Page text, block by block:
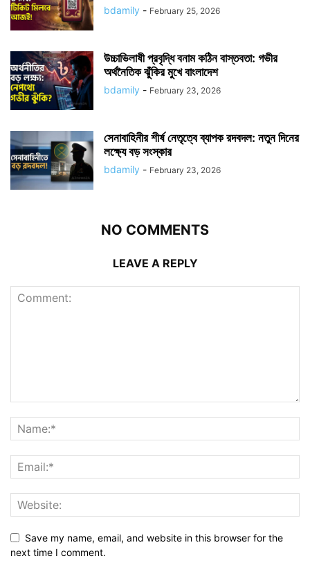
bdamily - February 25, 2026
উচ্চাভিলাষী প্রবৃদ্ধি বনাম কঠিন বাস্তবতা: গভীর
অর্থনৈতিক ঝুঁকির মুখে বাংলাদেশ
bdamily - February 23, 2026
সেনাবাহিনীর শীর্ষ নেতৃত্বে ব্যাপক রদবদল: নতুন দিনের
লক্ষ্যে বড় সংস্কার
bdamily - February 23, 2026
NO COMMENTS
LEAVE A REPLY
Save my name, email, and website in this browser for the
next time I comment.